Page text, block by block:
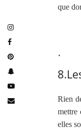
que
.
Rien
mettre
elles